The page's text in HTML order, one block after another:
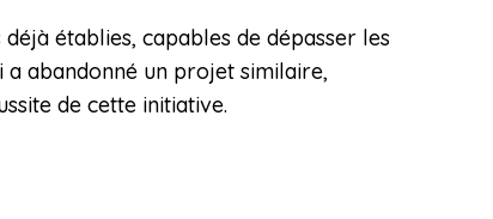
établies, capables de dépasser les
a abandonné un projet similaire,
de cette initiative.